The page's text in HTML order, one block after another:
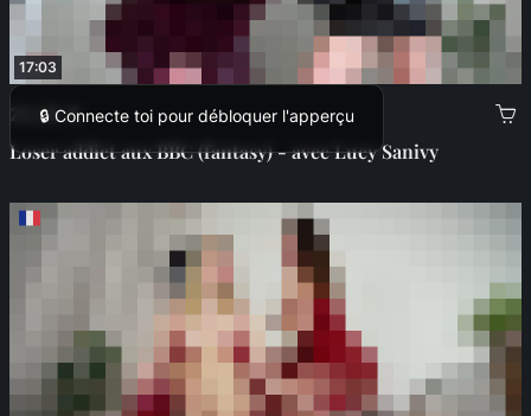
17:03
🔒 Connecte toi pour débloquer l'apperçu
22,00 €
Loser addict aux BBC (fantasy) - avec Lucy Sanivy